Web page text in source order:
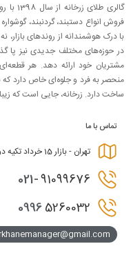
گالری
فروش انواع دستبند، گردنبند،
با درک هوشمندانه از روندهای بازار،
در حوزه‌های مختلف جدیدی نیز پا
مشتریان خود ارائه دهد. هر
منحصر به فرد و جلوه‌ای خاص دارد
ساخت دارد. زرخانه، جایی است که
تماس با ما
تهران - بازار 15 خرداد تکیه دولت
021-91099676
09965260032